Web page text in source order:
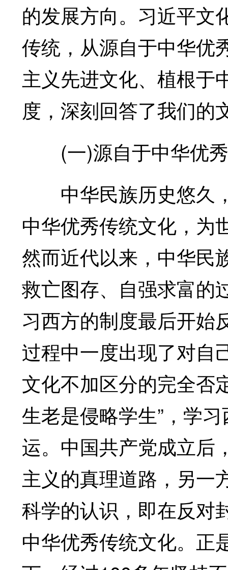
的发展方向。习近平文
传统，从源自于中华优
主义先进文化、植根于
度，深刻回答了我们的
(一)源自于中华优秀
中华民族历史悠久
中华优秀传统文化，为
然而近代以来，中华民
救亡图存、自强求富的
习西方的制度最后开始
过程中一度出现了对自
文化不加区分的完全否
生老是侵略学生”，学
运。中国共产党成立后
主义的真理道路，另一
科学的认识，即在反对
中华优秀传统文化。正